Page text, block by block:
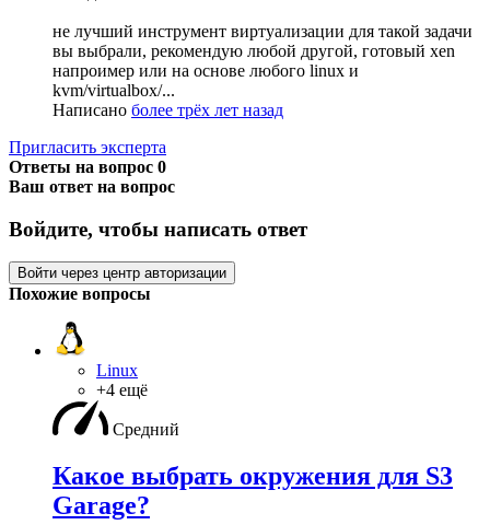
не лучший инструмент виртуализации для такой задачи
вы выбрали, рекомендую любой другой, готовый xen
напроимер или на основе любого linux и
kvm/virtualbox/...
Написано более трёх лет назад
Пригласить эксперта
Ответы на вопрос 0
Ваш ответ на вопрос
Войдите, чтобы написать ответ
Войти через центр авторизации
Похожие вопросы
Linux
+4 ещё
Средний
Какое выбрать окружения для S3
Garage?